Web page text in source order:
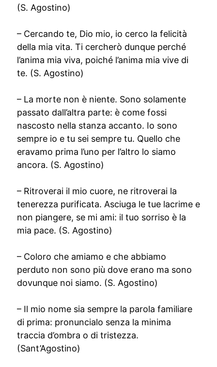
(S. Agostino)
– Cercando te, Dio mio, io cerco la felicità
della mia vita. Ti cercherò dunque perché
l’anima mia viva, poiché l’anima mia vive di
te. (S. Agostino)
– La morte non è niente. Sono solamente
passato dall’altra parte: è come fossi
nascosto nella stanza accanto. Io sono
sempre io e tu sei sempre tu. Quello che
eravamo prima l’uno per l’altro lo siamo
ancora. (S. Agostino)
– Ritroverai il mio cuore, ne ritroverai la
tenerezza purificata. Asciuga le tue lacrime e
non piangere, se mi ami: il tuo sorriso è la
mia pace. (S. Agostino)
– Coloro che amiamo e che abbiamo
perduto non sono più dove erano ma sono
dovunque noi siamo. (S. Agostino)
– Il mio nome sia sempre la parola familiare
di prima: pronuncialo senza la minima
traccia d’ombra o di tristezza.
(Sant’Agostino)